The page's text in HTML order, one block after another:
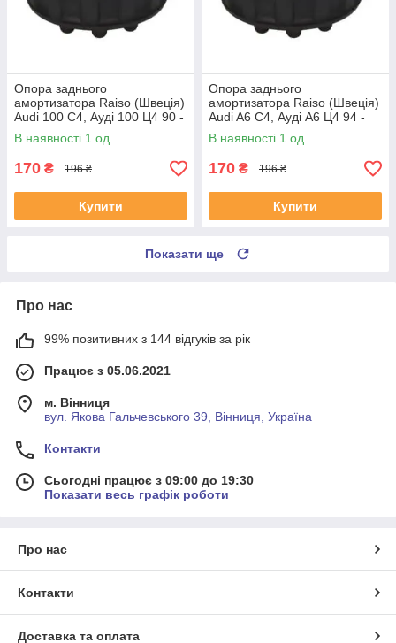
Опора заднього
амортизатора Raiso (Швеція)
Audi 100 C4, Ауді 100 Ц4 90 -
#RC09701 UAYZUMT4
В наявності 1 од.
170 ₴ 196 ₴
Купити
Опора заднього
амортизатора Raiso (Швеція)
Audi A6 C4, Ауді А6 Ц4 94 -
#RC09701 UANOYVJ4
В наявності 1 од.
170 ₴ 196 ₴
Купити
Показати ще
Про нас
99% позитивних з 144 відгуків за рік
Працює з 05.06.2021
м. Вінниця
вул. Якова Гальчевського 39, Вінниця, Україна
Контакти
Сьогодні працює з 09:00 до 19:30
Показати весь графік роботи
Про нас
Контакти
Доставка та оплата